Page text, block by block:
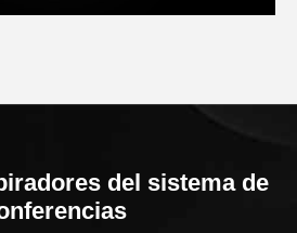
del sistema de